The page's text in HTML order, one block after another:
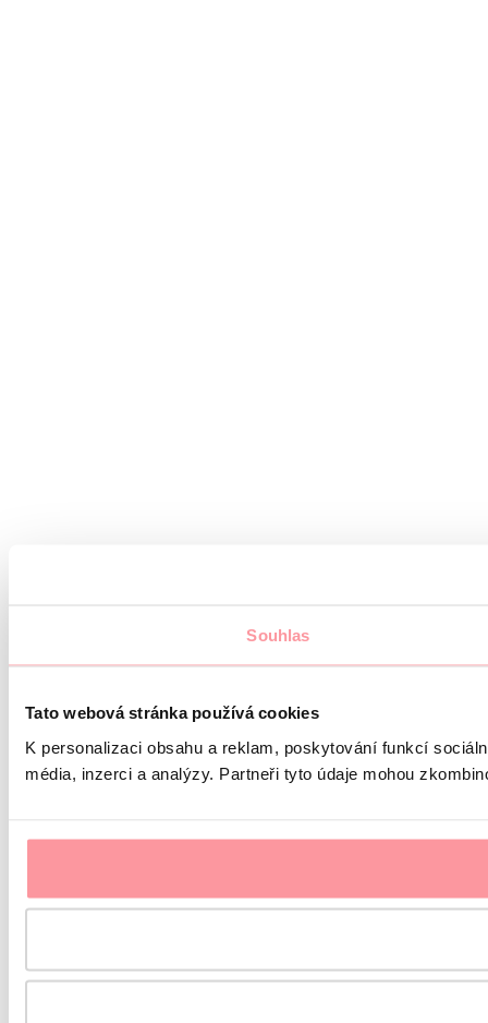
Souhlas
Tato webová stránka používá cookies
K personalizaci obsahu a reklam, poskytování funkcí
média, inzerci a analýzy. Partneři tyto údaje mohou